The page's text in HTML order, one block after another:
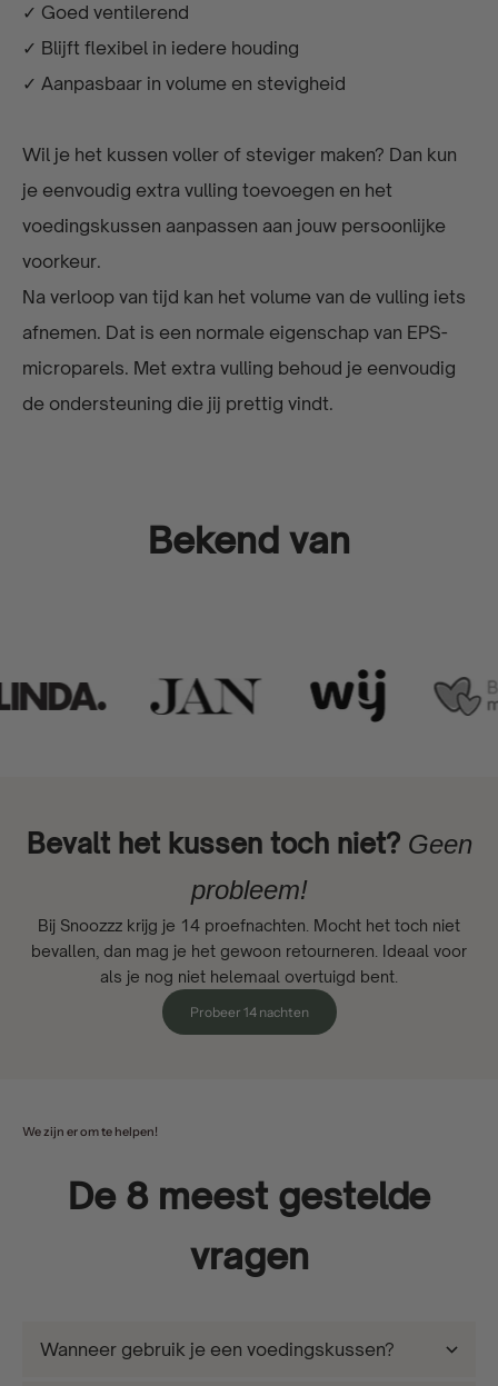
✓ Goed ventilerend
✓ Blijft flexibel in iedere houding
✓ Aanpasbaar in volume en stevigheid
Wil je het kussen voller of steviger maken? Dan kun
je eenvoudig extra vulling toevoegen en het
voedingskussen aanpassen aan jouw persoonlijke
voorkeur.
Na verloop van tijd kan het volume van de vulling iets
afnemen. Dat is een normale eigenschap van EPS-
microparels. Met extra vulling behoud je eenvoudig
de ondersteuning die jij prettig vindt.
Bekend van
Bevalt het kussen toch niet? Geen
probleem!
Bij Snoozzz krijg je 14 proefnachten. Mocht het toch niet
bevallen, dan mag je het gewoon retourneren. Ideaal voor
als je nog niet helemaal overtuigd bent.
Probeer 14 nachten
We zijn er om te helpen!
De 8 meest gestelde
vragen
Wanneer gebruik je een voedingskussen?